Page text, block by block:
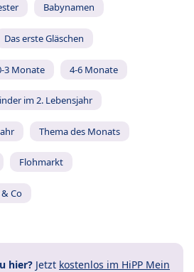
Babynamen
Das erste Gläschen
3 Monate 4-6 Monate
im 2. Lebensjahr
Thema des Monats
Flohmarkt
Co
hier? Jetzt kostenlos im HiPP Mein